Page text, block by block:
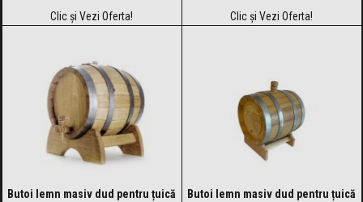
Clic și Vezi Oferta!
Clic și Vezi Oferta!
Butoi lemn masiv dud pentru țuică
Butoi lemn masiv dud pentru țuică